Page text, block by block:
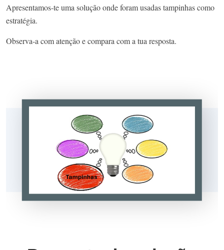
Apresentamos-te uma solução onde foram usadas tampinhas como
estratégia.
Observa-a com atenção e compara com a tua resposta.